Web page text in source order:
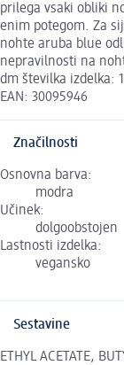
prilega vsaki obliki
enim potegom. Za
nohte aruba blue
nepravilnosti na
dm številka izdelka:
EAN: 30095946
Značilnosti
Osnovna barva:
modra
Učinek:
dolgoobstojen
Lastnosti izdelka:
vegansko
Sestavine
ETHYL ACETATE,